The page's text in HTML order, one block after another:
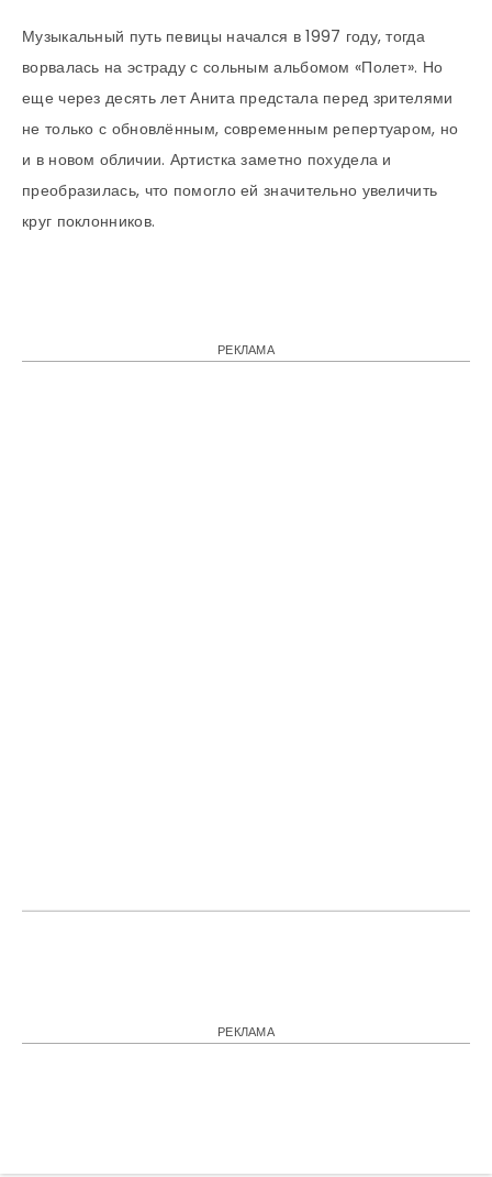
Музыкальный путь певицы начался в 1997 году, тогда
ворвалась на эстраду с сольным альбомом «Полет». Но
еще через десять лет Анита предстала перед зрителями
не только с обновлённым, современным репертуаром, но
и в новом обличии. Артистка заметно похудела и
преобразилась, что помогло ей значительно увеличить
круг поклонников.
РЕКЛАМА
РЕКЛАМА